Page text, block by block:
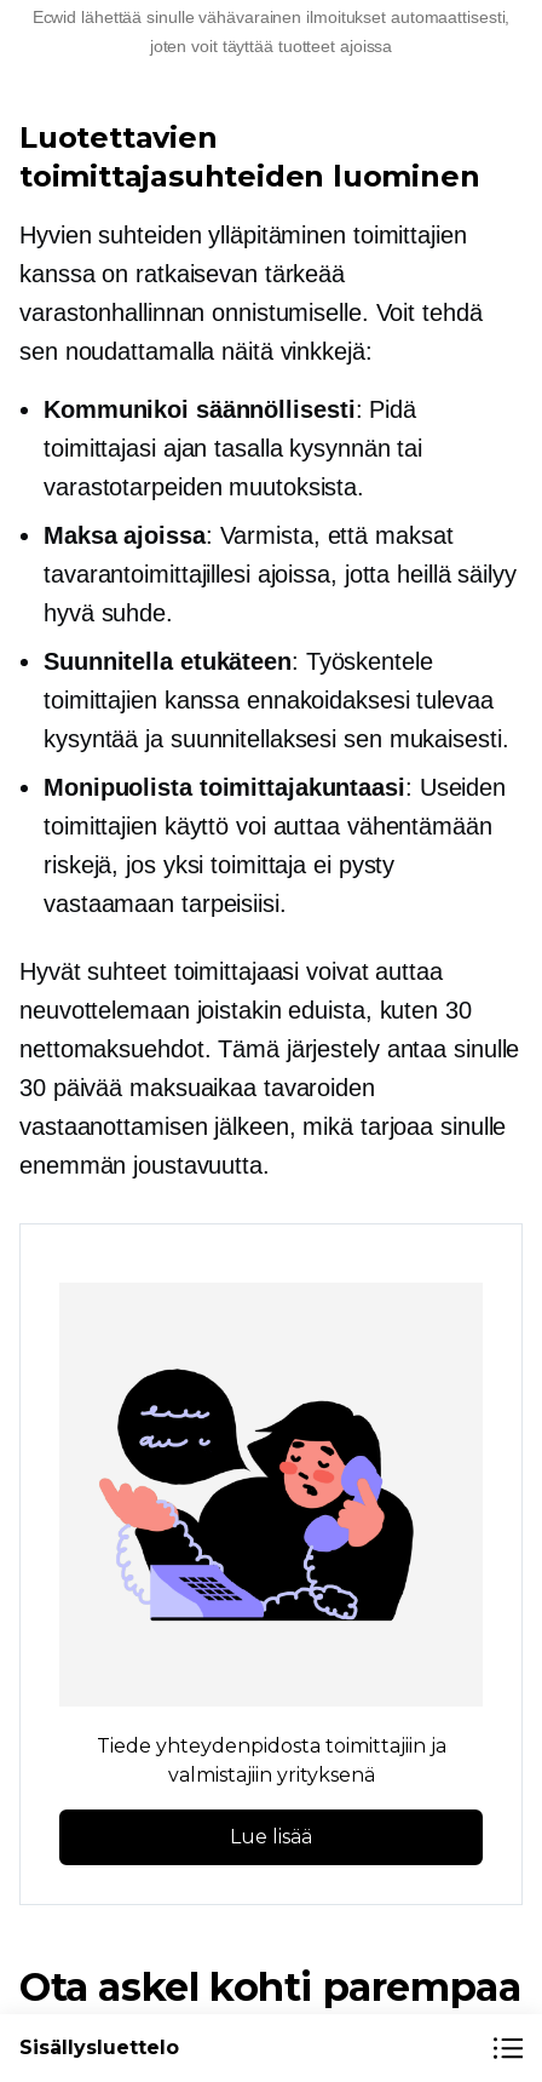
Ecwid lähettää sinullevähävarainen ilmoitukset automaattisesti,
joten voit täyttää tuotteet ajoissa
Luotettavien
toimittajasuhteiden luominen
Hyvien suhteiden ylläpitäminen toimittajien
kanssa on ratkaisevan tärkeää
varastonhallinnan onnistumiselle. Voit tehdä
sen noudattamalla näitä vinkkejä:
Kommunikoi säännöllisesti: Pidä
toimittajasi ajan tasalla kysynnän tai
varastotarpeiden muutoksista.
Maksa ajoissa: Varmista, että maksat
tavarantoimittajillesi ajoissa, jotta heillä säilyy
hyvä suhde.
Suunnitella etukäteen: Työskentele
toimittajien kanssa ennakoidaksesi tulevaa
kysyntää ja suunnitellaksesi sen mukaisesti.
Monipuolista toimittajakuntaasi: Useiden
toimittajien käyttö voi auttaa vähentämään
riskejä, jos yksi toimittaja ei pysty
vastaamaan tarpeisiisi.
Hyvät suhteet toimittajaasi voivat auttaa
neuvottelemaan joistakin eduista, kuten 30
nettomaksuehdot. Tämä järjestely antaa sinulle
30 päivää maksuaikaa tavaroiden
vastaanottamisen jälkeen, mikä tarjoaa sinulle
enemmän joustavuutta.
Tiede yhteydenpidosta toimittajiin ja
valmistajiin yrityksenä
Lue lisää
Ota askel kohti parempaa
varastonhallintaa
Sisällysluettelo